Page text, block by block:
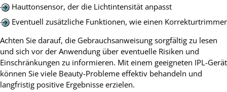
Hauttonsensor, der die Lichtintensität anpasst
Eventuell zusätzliche Funktionen, wie einen Korrekturtrimmer
Achten Sie darauf, die Gebrauchsanweisung sorgfältig zu lesen
und sich vor der Anwendung über eventuelle Risiken und
Einschränkungen zu informieren. Mit einem geeigneten IPL-Gerät
können Sie viele Beauty-Probleme effektiv behandeln und
langfristig positive Ergebnisse erzielen.